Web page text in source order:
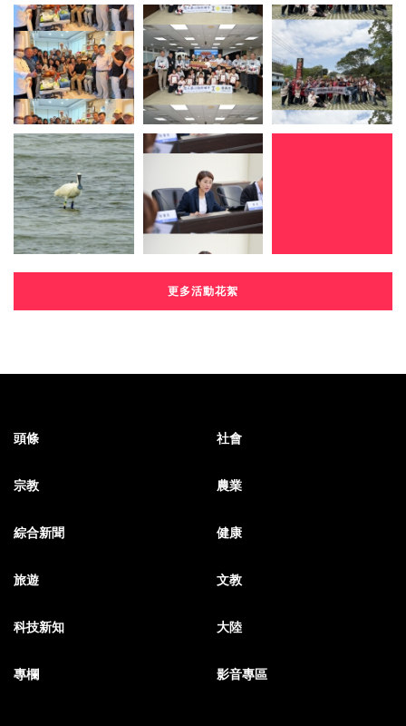
更多活動花絮
頭條 社會
宗教 農業
綜合新聞 健康
旅遊 文教
科技新知 大陸
專欄 影音專區